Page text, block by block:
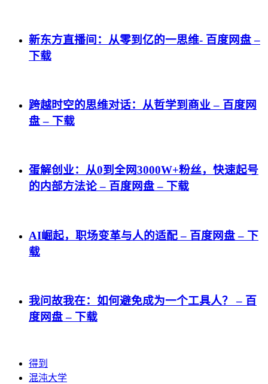
新东方直播间：从零到亿的一思维- 百度网盘 –
下载
跨越时空的思维对话：从哲学到商业 – 百度网
盘 – 下载
蛋解创业：从0到全网3000W+粉丝，快速起号
的内部方法论 – 百度网盘 – 下载
AI崛起，职场变革与人的适配 – 百度网盘 – 下
载
我问故我在：如何避免成为一个工具人？ – 百
度网盘 – 下载
得到
混沌大学